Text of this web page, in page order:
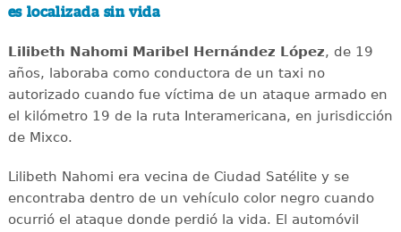
es localizada sin vida
Lilibeth Nahomi Maribel Hernández López, de 19
años, laboraba como conductora de un taxi no
autorizado cuando fue víctima de un ataque armado en
el kilómetro 19 de la ruta Interamericana, en jurisdicción
de Mixco.
Lilibeth Nahomi era vecina de Ciudad Satélite y se
encontraba dentro de un vehículo color negro cuando
ocurrió el ataque donde perdió la vida. El automóvil